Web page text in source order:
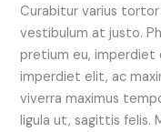
Curabitur varius
vestibulum at justo.
pretium eu, imperdiet
imperdiet elit, ac
viverra maximus
ligula ut, sagittis felis.